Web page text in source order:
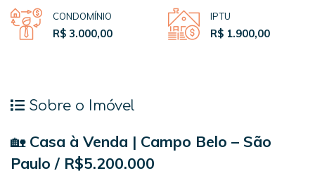
CONDOMÍNIO
R$ 3.000,00
IPTU
R$ 1.900,00
Sobre o Imóvel
🏡 Casa à Venda | Campo Belo – São
Paulo / R$5.200.000